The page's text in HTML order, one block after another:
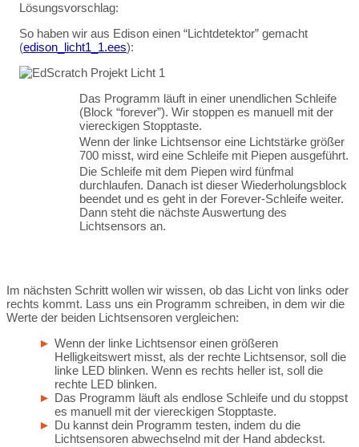
Lösungsvorschlag:
So haben wir aus Edison einen “Lichtdetektor” gemacht
(edison_licht1_1.ees):
Das Programm läuft in einer unendlichen Schleife
(Block “forever”). Wir stoppen es manuell mit der
viereckigen Stopptaste.
Wenn der linke Lichtsensor eine Lichtstärke größer
700 misst, wird eine Schleife mit Piepen ausgeführt.
Die Schleife mit dem Piepen wird fünfmal
durchlaufen. Danach ist dieser Wiederholungsblock
beendet und es geht in der Forever-Schleife weiter.
Dann steht die nächste Auswertung des
Lichtsensors an.
Im nächsten Schritt wollen wir wissen, ob das Licht von links oder
rechts kommt. Lass uns ein Programm schreiben, in dem wir die
Werte der beiden Lichtsensoren vergleichen:
Wenn der linke Lichtsensor einen größeren
Helligkeitswert misst, als der rechte Lichtsensor, soll die
linke LED blinken. Wenn es rechts heller ist, soll die
rechte LED blinken.
Das Programm läuft als endlose Schleife und du stoppst
es manuell mit der viereckigen Stopptaste.
Du kannst dein Programm testen, indem du die
Lichtsensoren abwechselnd mit der Hand abdeckst.